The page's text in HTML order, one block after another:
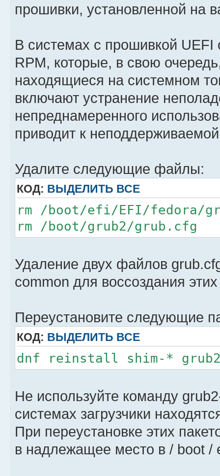
прошивки, установленной на
В системах с прошивкой
RPM, которые, в свою
находящиеся на системном
включают устранение
непреднамеренного
приводит к
Удалите следующие файлы:
КОД: ВЫДЕЛИТЬ ВСЕ
rm /boot/efi/EFI/fedora/
rm /boot/grub2/grub.cfg
Удаление двух файлов
common для воссоздания
Переустановите следующие
КОД: ВЫДЕЛИТЬ ВСЕ
dnf reinstall shim-*
Не используйте команду
системах загрузчики
При переустановке этих
в надлежащее место в / boot /